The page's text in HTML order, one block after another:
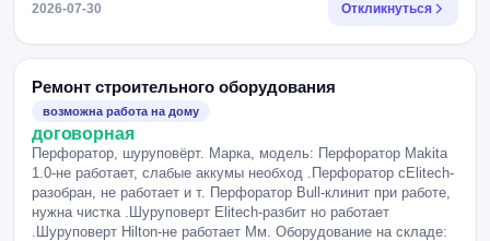
2026-07-30 Откликнуться
Ремонт строительного оборудования
возможна работа на дому
договорная
Перфоратор, шуруповёрт. Марка, модель: Перфоратор Makita
1.0-не работает, слабые аккумы необход .Перфоратор сElitech-
разобран, не работает и т. Перфоратор Bull-клинит при работе,
нужна чистка .Шуруповерт Elitech-разбит но работает
.Шуруповерт Hilton-не работает Мм. Оборудование на складе: